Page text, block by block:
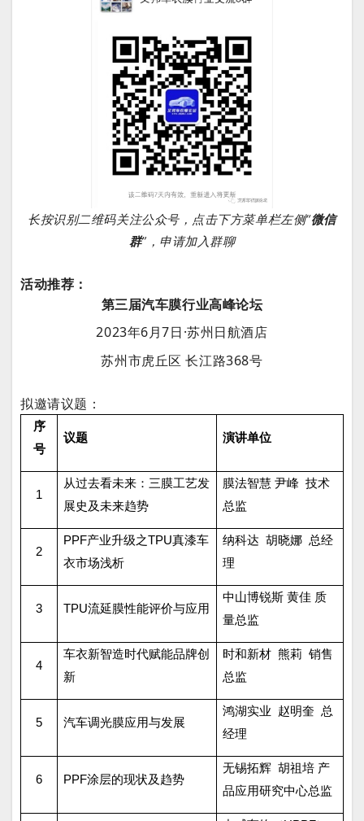
长按识别二维码关注公众号，点击下方菜单栏左侧“微信
群”，申请加入群聊
活动推荐：
第三届汽车膜行业高峰论坛
2023年6月7日·苏州日航酒店
苏州市虎丘区 长江路368号
拟邀请议题：
序
号
议题 演讲单位
1
从过去看未来：三膜工艺发
展史及未来趋势
膜法智慧 尹峰 技术
总监
2
PPF产业升级之TPU真漆车
衣市场浅析
纳科达 胡晓娜 总经
理
3 TPU流延膜性能评价与应用
中山博锐斯 黄佳 质
量总监
4
车衣新智造时代赋能品牌创
新
时和新材 熊莉 销售
总监
5 汽车调光膜应用与发展
鸿湖实业 赵明奎 总
经理
6 PPF涂层的现状及趋势
无锡拓辉 胡祖培 产
品应用研究中心总监